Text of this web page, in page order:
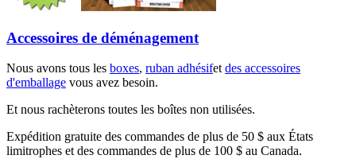
Accessoires de déménagement
Nous avons tous les boxes, ruban adhésifet des accessoires
d'emballage vous avez besoin.
Et nous rachèterons toutes les boîtes non utilisées.
Expédition gratuite des commandes de plus de 50 $ aux États
limitrophes et des commandes de plus de 100 $ au Canada.